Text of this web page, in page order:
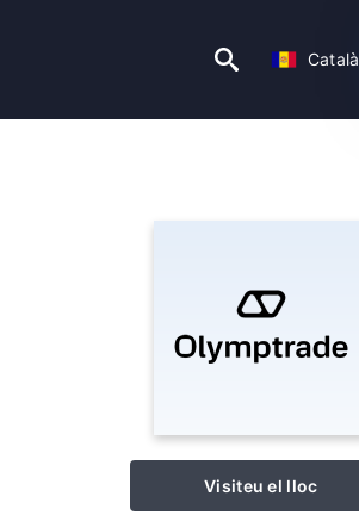
Català
Visiteu el lloc